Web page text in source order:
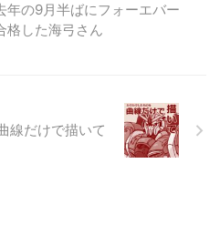
年の9月半ばにフォーエバー
格した海弓さん
線だけで描いて